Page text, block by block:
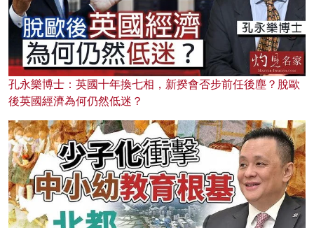
孔永樂博士：英國十年換七相，新揆會否步前任後塵？脫歐
後英國經濟為何仍然低迷？